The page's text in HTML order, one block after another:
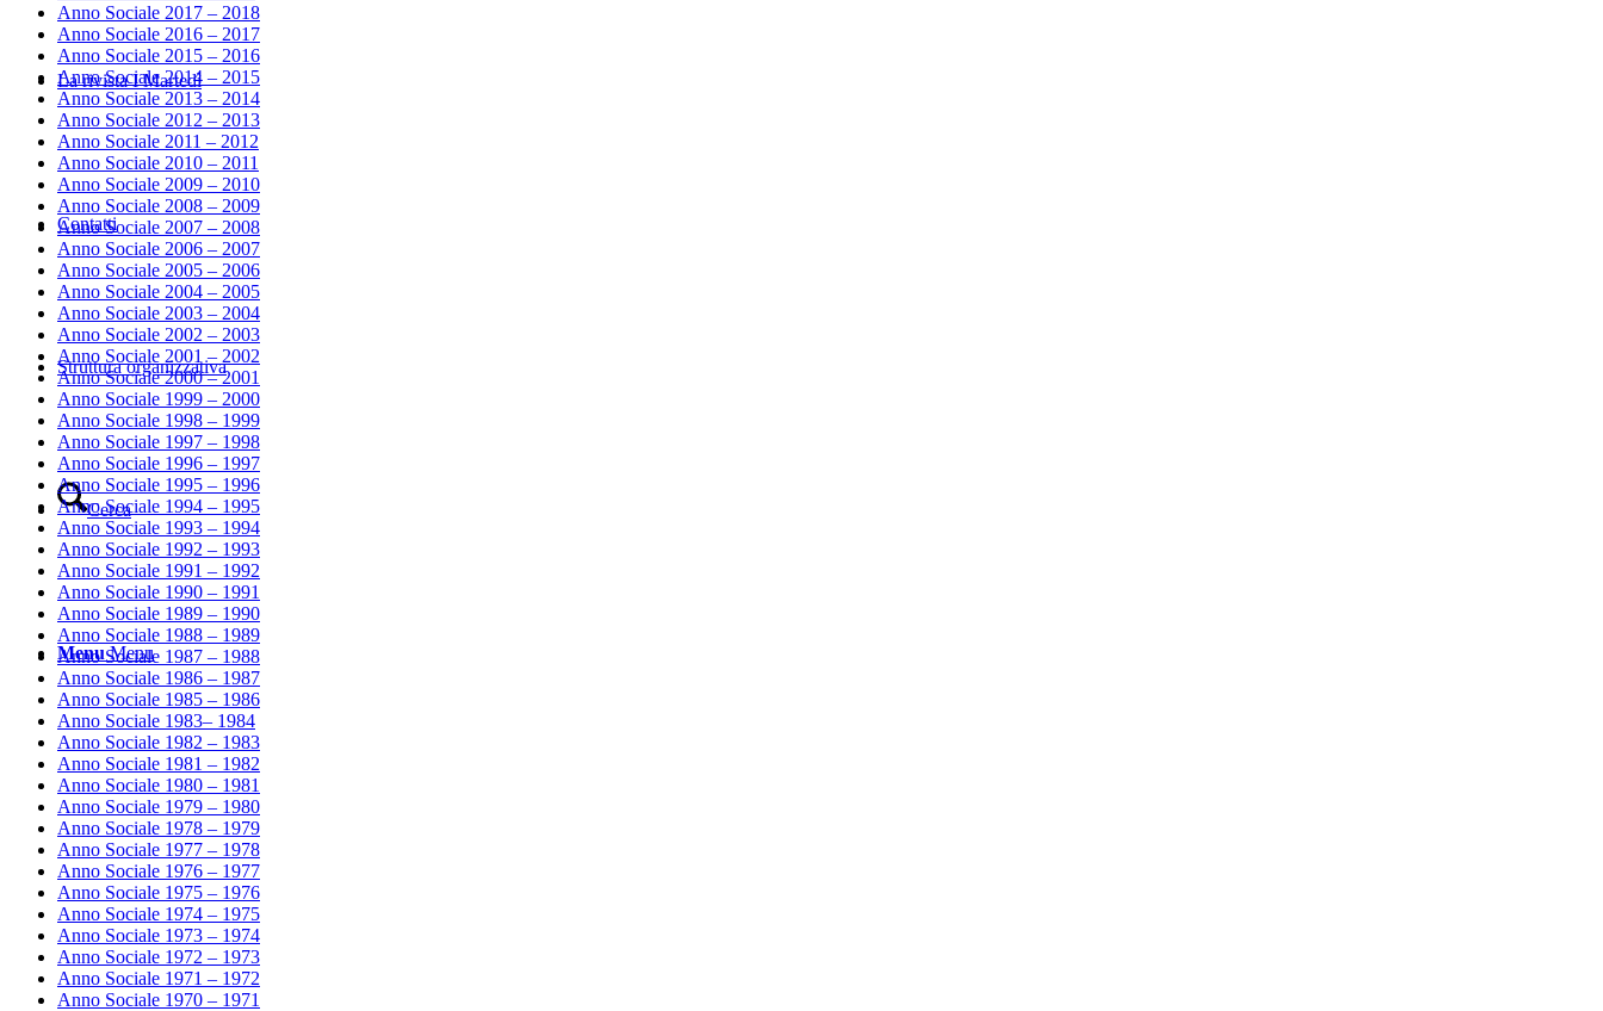
La rivista I Martedì
Contatti
Struttura organizzativa
Cerca
Menu Menu
Anno Sociale 2017 – 2018
Anno Sociale 2016 – 2017
Anno Sociale 2015 – 2016
Anno Sociale 2014 – 2015
Anno Sociale 2013 – 2014
Anno Sociale 2012 – 2013
Anno Sociale 2011 – 2012
Anno Sociale 2010 – 2011
Anno Sociale 2009 – 2010
Anno Sociale 2008 – 2009
Anno Sociale 2007 – 2008
Anno Sociale 2006 – 2007
Anno Sociale 2005 – 2006
Anno Sociale 2004 – 2005
Anno Sociale 2003 – 2004
Anno Sociale 2002 – 2003
Anno Sociale 2001 – 2002
Anno Sociale 2000 – 2001
Anno Sociale 1999 – 2000
Anno Sociale 1998 – 1999
Anno Sociale 1997 – 1998
Anno Sociale 1996 – 1997
Anno Sociale 1995 – 1996
Anno Sociale 1994 – 1995
Anno Sociale 1993 – 1994
Anno Sociale 1992 – 1993
Anno Sociale 1991 – 1992
Anno Sociale 1990 – 1991
Anno Sociale 1989 – 1990
Anno Sociale 1988 – 1989
Anno Sociale 1987 – 1988
Anno Sociale 1986 – 1987
Anno Sociale 1985 – 1986
Anno Sociale 1983– 1984
Anno Sociale 1982 – 1983
Anno Sociale 1981 – 1982
Anno Sociale 1980 – 1981
Anno Sociale 1979 – 1980
Anno Sociale 1978 – 1979
Anno Sociale 1977 – 1978
Anno Sociale 1976 – 1977
Anno Sociale 1975 – 1976
Anno Sociale 1974 – 1975
Anno Sociale 1973 – 1974
Anno Sociale 1972 – 1973
Anno Sociale 1971 – 1972
Anno Sociale 1970 – 1971